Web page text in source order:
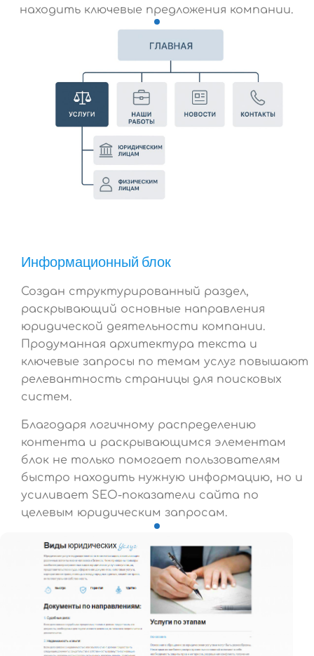
находить ключевые предложения компании.
Информационный блок
Создан структурированный раздел,
раскрывающий основные направления
юридической деятельности компании.
Продуманная архитектура текста и
ключевые запросы по темам услуг повышают
релевантность страницы для поисковых
систем.
Благодаря логичному распределению
контента и раскрывающимся элементам
блок не только помогает пользователям
быстро находить нужную информацию, но и
усиливает SEO-показатели сайта по
целевым юридическим запросам.